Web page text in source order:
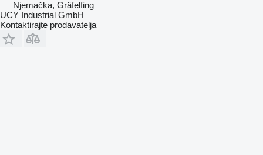
Njemačka, Gräfelfing
UCY Industrial GmbH
Kontaktirajte prodavatelja